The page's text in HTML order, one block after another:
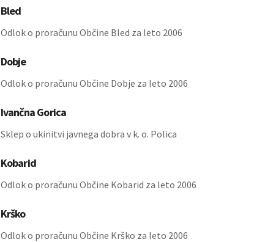
Bled
Odlok o proračunu Občine Bled za leto 2006
Dobje
Odlok o proračunu Občine Dobje za leto 2006
Ivančna Gorica
Sklep o ukinitvi javnega dobra v k. o. Polica
Kobarid
Odlok o proračunu Občine Kobarid za leto 2006
Krško
Odlok o proračunu Občine Krško za leto 2006